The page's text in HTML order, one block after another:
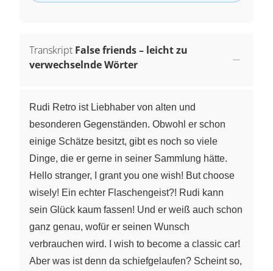
Transkript False friends – leicht zu
verwechselnde Wörter
Rudi Retro ist Liebhaber von alten und
besonderen Gegenständen. Obwohl er schon
einige Schätze besitzt, gibt es noch so viele
Dinge, die er gerne in seiner Sammlung hätte.
Hello stranger, I grant you one wish! But choose
wisely! Ein echter Flaschengeist?! Rudi kann
sein Glück kaum fassen! Und er weiß auch schon
ganz genau, wofür er seinen Wunsch
verbrauchen wird. I wish to become a classic car!
Aber was ist denn da schiefgelaufen? Scheint so,